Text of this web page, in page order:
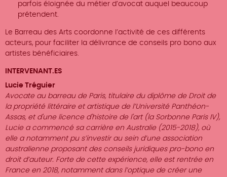
parfois éloignée du métier d’avocat auquel beaucoup
prétendent.
Le Barreau des Arts coordonne l’activité de ces différents
acteurs, pour faciliter la délivrance de conseils pro bono aux
artistes bénéficiaires.
INTERVENANT.ES
Lucie Tréguier
Avocate au barreau de Paris, titulaire du diplôme de Droit de
la propriété littéraire et artistique de l’Université Panthéon-
Assas, et d'une licence d'histoire de l'art (la Sorbonne Paris IV),
Lucie a commencé sa carrière en Australie (2015-2018), où
elle a notamment pu s’investir au sein d’une association
australienne proposant des conseils juridiques pro-bono en
droit d’auteur. Forte de cette expérience, elle est rentrée en
France en 2018, notamment dans l’optique de créer une